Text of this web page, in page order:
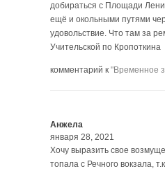
добираться с Площади
ещё и окольными путями
удовольствие. Что там за
Учительской по Кропоткина
комментарий к "Временное
Анжела
января 28, 2021
Хочу выразить свое
топала с Речного вокзала,